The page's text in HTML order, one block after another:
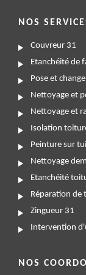
NOS
Couvreur 31
Etanchéité de
Pose et
Nettoyage et
Nettoyage et
Isolation
Peinture sur
Nettoyage
Etanchéité
Réparation de
Zingueur 31
Intervention
NOS